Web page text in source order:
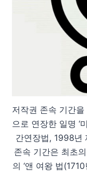
저작권 존속 기간
으로 연장한 일명 ‘
간연장법, 1998년
존속 기간은 최초
의 ‘앤 여왕 법